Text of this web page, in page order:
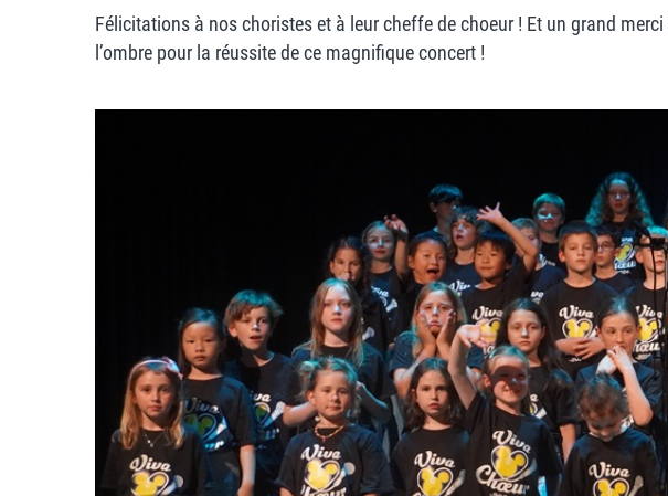
Félicitations à nos choristes et à leur cheffe de choeur ! Et un grand
l’ombre pour la réussite de ce magnifique concert !